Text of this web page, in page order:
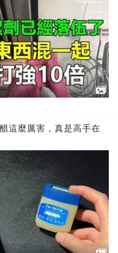
這麼厲害，真是高手在